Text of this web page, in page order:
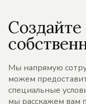
Создайте
Мы напрямую
можем
специальные
мы расскажем вам